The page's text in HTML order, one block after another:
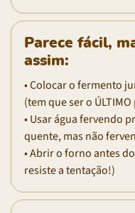
Parece fácil,
assim:
• Colocar o fermento
(tem que ser o
• Usar água fervendo
quente, mas não
• Abrir o forno antes
resiste a tentação!)